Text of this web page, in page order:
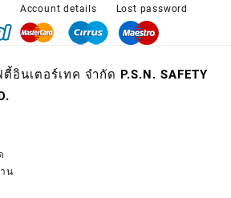
Account details Lost password
อินเตอร์เทค จำกัด P.S.N. SAFETY
น